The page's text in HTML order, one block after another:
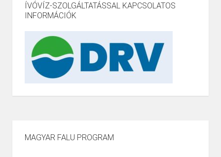
ÍVÓVÍZ-SZOLGÁLTATÁSSAL KAPCSOLATOS
INFORMÁCIÓK
MAGYAR FALU PROGRAM